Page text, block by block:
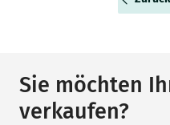
Sie möchten
verkaufen?